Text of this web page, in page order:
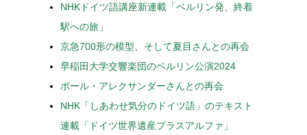
NHKドイツ語講座新連載「ベルリン発、終着
駅への旅」
京急700形の模型、そして夏目さんとの再会
早稲田大学交響楽団のベルリン公演2024
ポール・アレクサンダーさんとの再会
NHK「しあわせ気分のドイツ語」のテキスト
連載「ドイツ世界遺産プラスアルファ」